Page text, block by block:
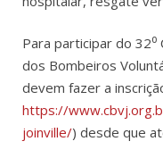
Para participar do 32⁰
dos Bombeiros
devem fazer a
https://
joinville/) desde que